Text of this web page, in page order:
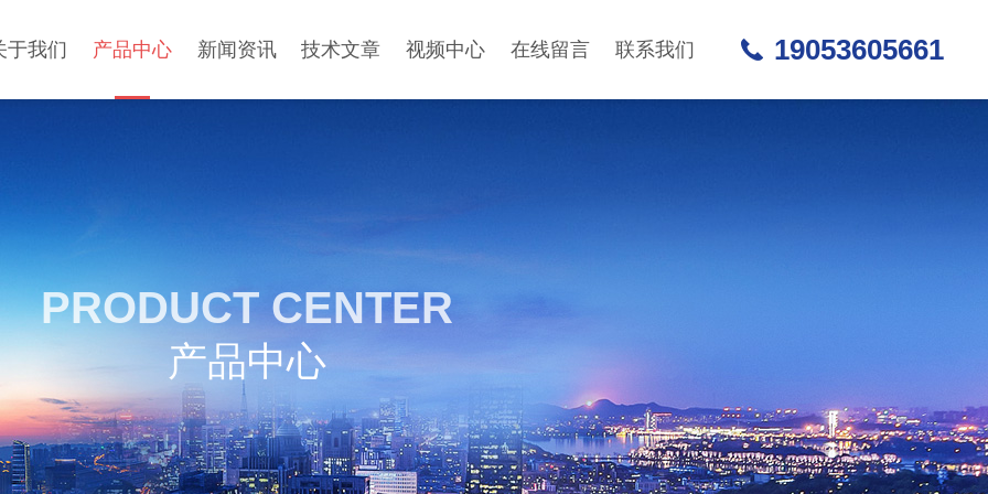
于我们 产品中心 新闻资讯 技术文章 视频中心 在线留言 联系我们 19053605661
PRODUCT CENTER
产品中心